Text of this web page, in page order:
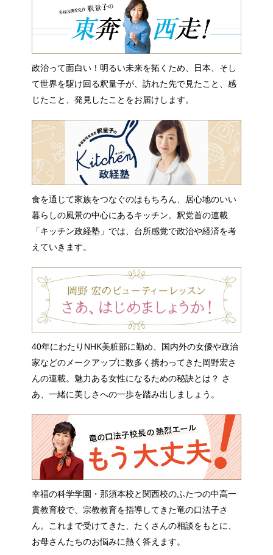
政治って面白い！明るい未来を拓くため、日本、そし
て世界を駆け回る釈量子が、訪れた先で見たこと、感
じたこと、発見したことをお届けします。
食を通じて家族をつなぐのはもちろん、居心地のいい
暮らしの風景の中心にあるキッチン。釈党首の連載
「キッチン政経塾」では、台所感覚で政治や経済を考
えていきます。
40年にわたりNHK美粧部に勤め、国内外の女優や政治
家などのメークアップに数多く携わってきた岡野宏さ
んの連載。魅力ある女性になるための秘訣とは？ さ
あ、一緒に美しさへの一歩を踏み出しましょう。
幸福の科学学園・那須本校と関西校のふたつの中高一
貫教育校で、宗教教育を指導してきた竜の口法子さ
ん。これまで受けてきた、たくさんの相談をもとに、
お母さんたちのお悩みに熱く答えます。